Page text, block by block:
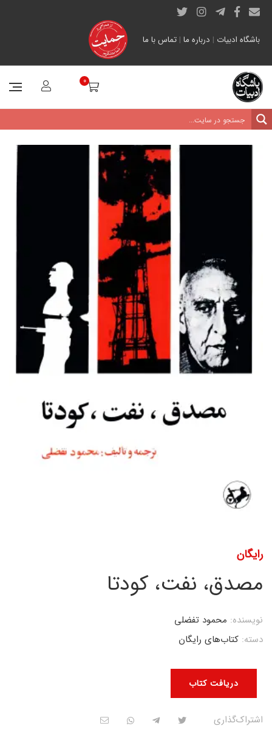
باشگاه ادبیات | درباره ما | تماس با ما
0
رایگان
مصدق، نفت، کودتا
دریافت کتاب
نویسنده: محمود تفضلی
دسته: کتاب‌های رایگان
اشتراک‌گذاری